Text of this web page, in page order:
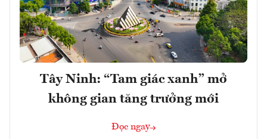
Tây Ninh: “Tam giác xanh” mở
không gian tăng trưởng mới
Đọc ngay